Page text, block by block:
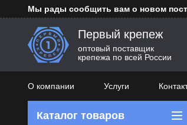
Мы рады сообщить вам о новом
Первый крепеж
оптовый поставщик
крепежа по всей России
О компании Услуги
Каталог товаров